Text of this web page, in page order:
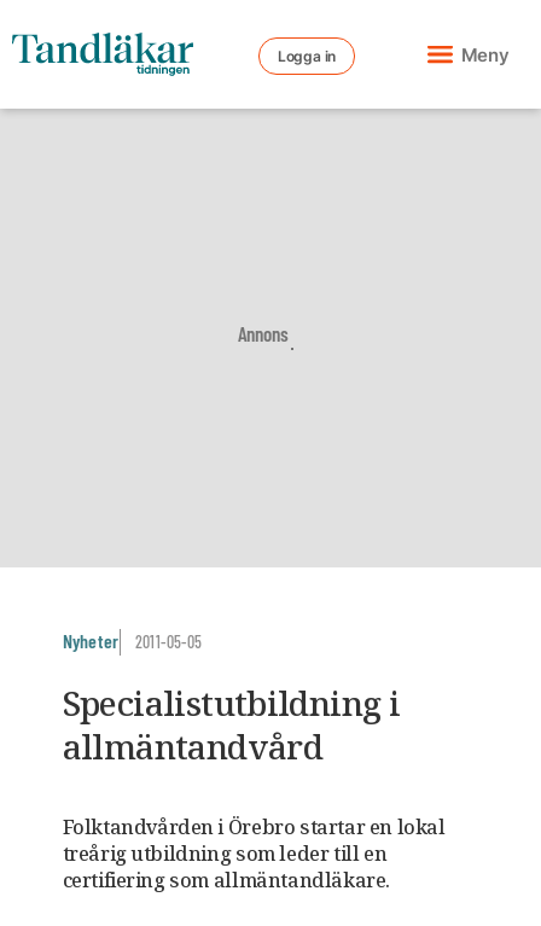
Logga in Meny
Annons
Nyheter 2011-05-05
Specialistutbildning i
allmäntandvård
Folktandvården i Örebro startar en lokal
treårig utbildning som leder till en
certifiering som allmäntandläkare.